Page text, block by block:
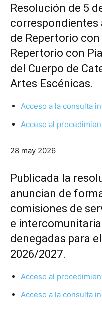
Resolución de 5
correspondientes
de Repertorio
Repertorio con
del Cuerpo de
Artes Escénicas.
Acceso a la consulta
Acceso al
28 may 2026
Publicada la
anuncian de
comisiones de
e
denegadas para
2026/2027.
Acceso al
Acceso a la consulta